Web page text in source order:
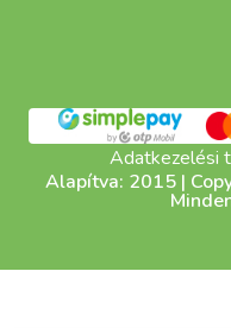
Adatkezelési
Alapítva: 2015 |